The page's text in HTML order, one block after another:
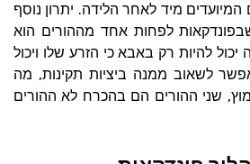
המיועדים מיד לאחר הלידה. יתרון נוסף
לפחות אחד מההורים הוא
יכול להיות רק באבא כי הזרע שלו ויכול
לשאוב ממנה ביציות תקינות, מה
, שני ההורים הם בהכרח לא ההורים